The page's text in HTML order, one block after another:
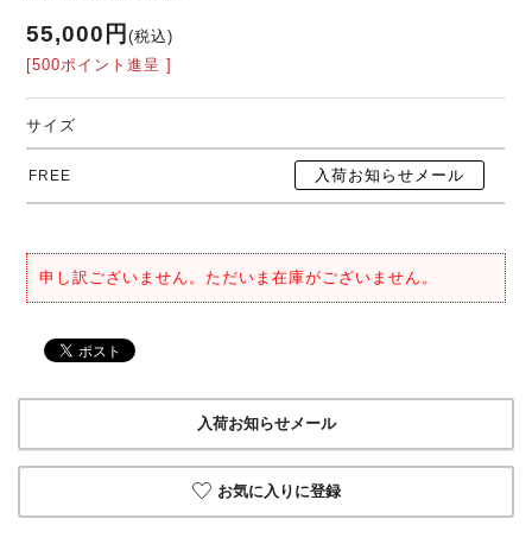
55,000円(税込)
[500ポイント進呈 ]
サイズ
FREE
申し訳ございません。ただいま在庫がございません。
入荷お知らせメール
お気に入りに登録